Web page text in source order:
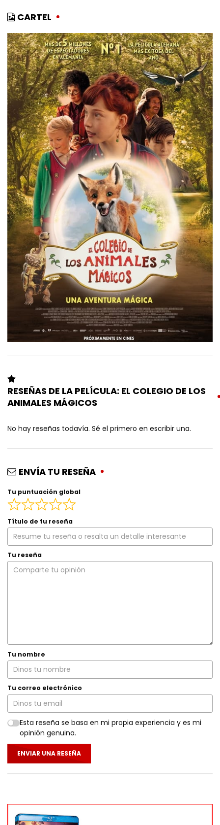
CARTEL
RESEÑAS DE LA PELÍCULA: EL COLEGIO DE LOS
ANIMALES MÁGICOS
No hay reseñas todavía. Sé el primero en escribir una.
ENVÍA TU RESEÑA
Tu puntuación global
Título de tu reseña
Tu reseña
Tu nombre
Tu correo electrónico
Esta reseña se basa en mi propia experiencia y es mi
opinión genuina.
ENVIAR UNA RESEÑA